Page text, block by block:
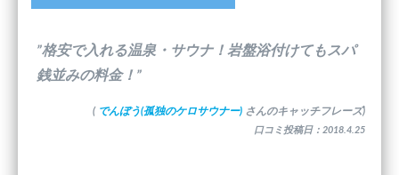
”格安で入れる温泉・サウナ！岩盤浴付けてもスパ
銭並みの料金！”
( でんぼう(孤独のケロサウナー) さんのキャッチフレーズ)
口コミ投稿日：2018.4.25